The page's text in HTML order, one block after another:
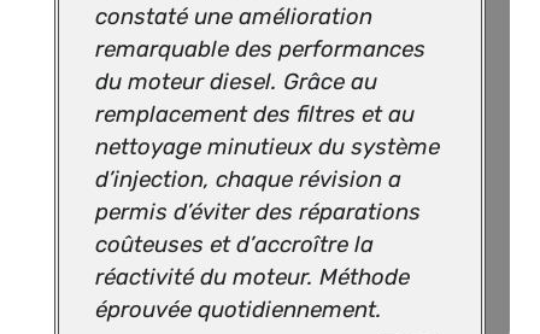
constaté une amélioration
remarquable des performances
du moteur diesel. Grâce au
remplacement des filtres et au
nettoyage minutieux du système
d’injection, chaque révision a
permis d’éviter des réparations
coûteuses et d’accroître la
réactivité du moteur. Méthode
éprouvée quotidiennement.